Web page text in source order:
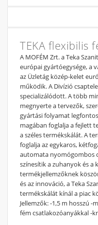
TEKA flexibilis
A MOFÉM Zrt. a Teka
európai gyártóegysége, a
az Üzletág közép-kelet
működik. A Divízió
specializálódott. A több
megnyerte a tervezők,
gyártási folyamat
magában foglalja a fejlett
a széles termékskálát. A
foglalja az egykaros,
automata nyomógombos
színesítik a zuhanyok és a
termékjellemzőknek
és az innováció, a Teka
termékskálát kínál a piac
Jellemzők: -1,5 m hosszú
fém csatlakozóanyákkal -